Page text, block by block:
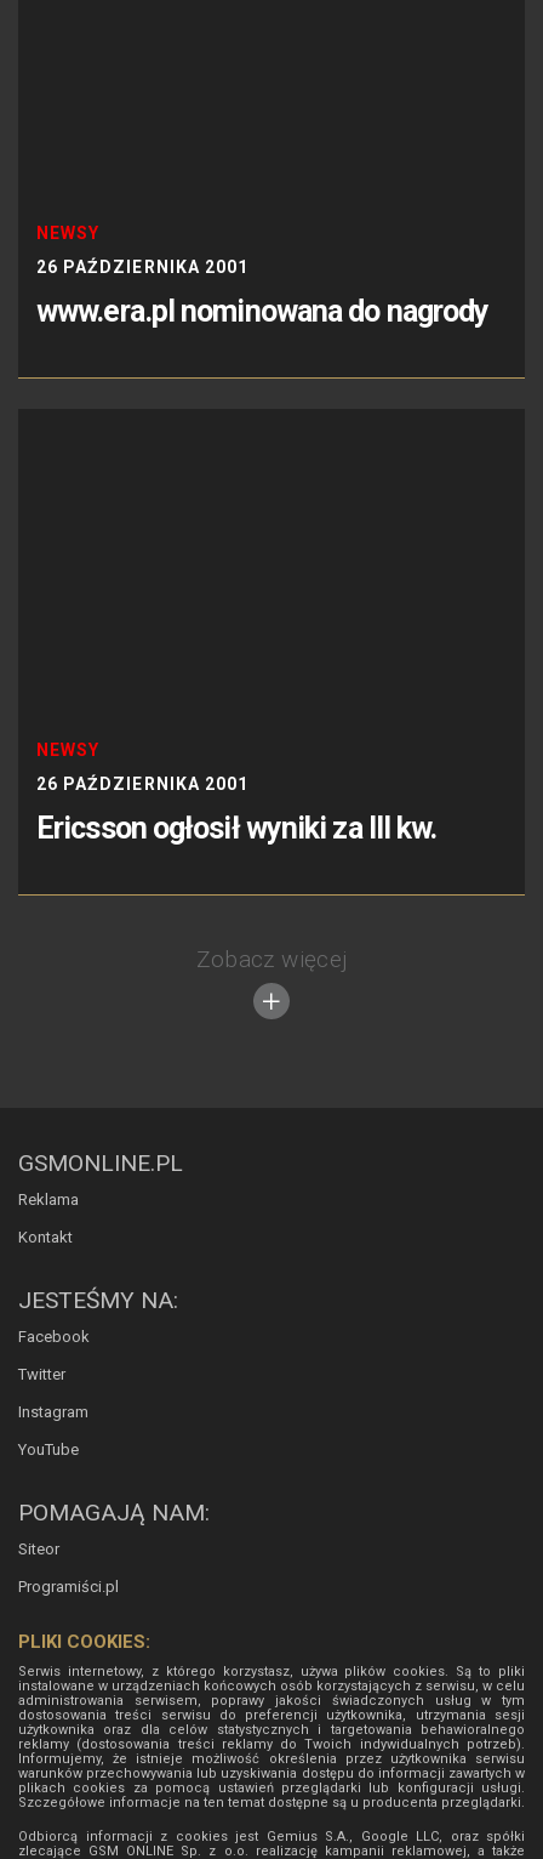
NEWSY
26 PAŹDZIERNIKA 2001
www.era.pl nominowana do nagrody
NEWSY
26 PAŹDZIERNIKA 2001
Ericsson ogłosił wyniki za III kw.
Zobacz więcej
GSMONLINE.PL
Reklama
Kontakt
JESTEŚMY NA:
Facebook
Twitter
Instagram
YouTube
POMAGAJĄ NAM:
Siteor
Programiści.pl
PLIKI COOKIES:
Serwis internetowy, z którego korzystasz, używa plików cookies. Są to pliki
instalowane w urządzeniach końcowych osób korzystających z serwisu, w celu
administrowania serwisem, poprawy jakości świadczonych usług w tym
dostosowania treści serwisu do preferencji użytkownika, utrzymania sesji
użytkownika oraz dla celów statystycznych i targetowania behawioralnego
reklamy (dostosowania treści reklamy do Twoich indywidualnych potrzeb).
Informujemy, że istnieje możliwość określenia przez użytkownika serwisu
warunków przechowywania lub uzyskiwania dostępu do informacji zawartych w
plikach cookies za pomocą ustawień przeglądarki lub konfiguracji usługi.
Szczegółowe informacje na ten temat dostępne są u producenta przeglądarki.
Odbiorcą informacji z cookies jest Gemius S.A., Google LLC, oraz spółki
zlecające GSM ONLINE Sp. z o.o. realizację kampanii reklamowej, a także